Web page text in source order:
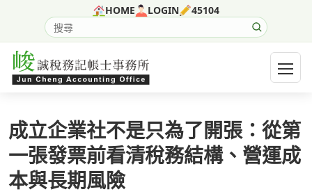
HOME LOGIN 45104
搜尋網站內容
開啟
成立企業社不是只為了開張：從第
一張發票前看清稅務結構、營運成
本與長期風險